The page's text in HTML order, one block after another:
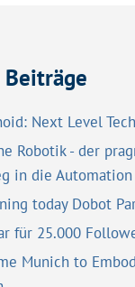
Beiträge
Next Level Tech
Robotik - der
in die Automation
today Dobot
für 25.000
Munich to